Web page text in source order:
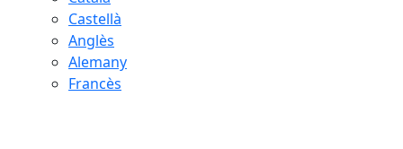
Castellà
Anglès
Alemany
Francès